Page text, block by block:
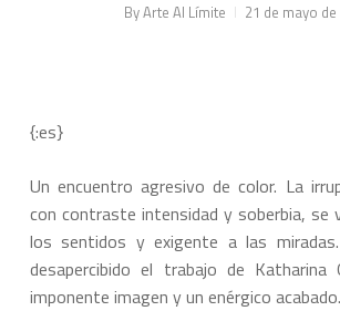
ByArte Al Límite 21 de mayo
{:es}
Un encuentro agresivo de color. La
con contraste intensidad y soberbia, se
los sentidos y exigente a las
desapercibido el trabajo de Katharina
imponente imagen y un enérgico acabado.